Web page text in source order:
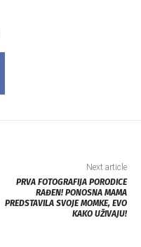
Next article
PRVA FOTOGRAFIJA PORODICE
RAĐEN! PONOSNA MAMA
PREDSTAVILA SVOJE MOMKE, EVO
KAKO UŽIVAJU!